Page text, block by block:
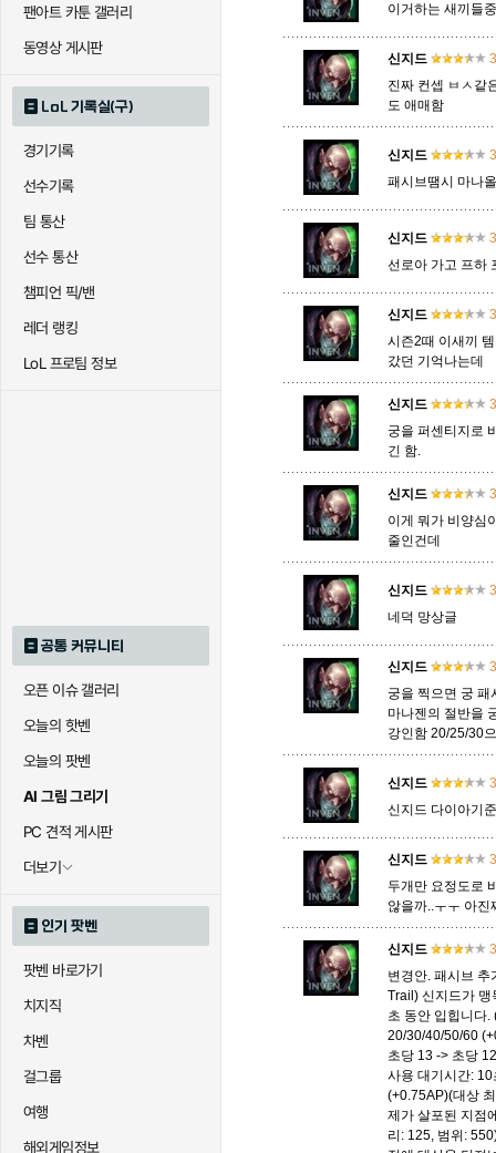
팬아트 카툰 갤러리
동영상 게시판
LoL 기록실(구)
경기기록
선수기록
팀 통산
선수 통산
챔피언 픽/밴
레더 랭킹
LoL 프로팀 정보
공통 커뮤니티
오픈 이슈 갤러리
오늘의 핫벤
오늘의 팟벤
AI 그림 그리기
PC 견적 게시판
더보기
인기 팟벤
팟벤 바로가기
치지직
차벤
걸그룹
여행
해외게임정보
카이사 카직스 카타리
퀸 크산테 클레
트리스타나 트린다미어 트위스
하이머딩거 헤카림 흐웨
이거하는 새끼들
신지드
진짜 컨셉 ㅂㅅ같
도 애매함
신지드
패시브땜시 마나
신지드
선로아 가고 프하
신지드
시즌2때 이새끼
갔던 기억나는데
신지드
궁을 퍼센티지로
긴 함.
신지드
이게 뭐가 비양심
줄인건데
신지드
네덕 망상글
신지드
궁을 찍으면 궁 패
마나젠의 절반을
강인함 20/25/30
신지드
신지드 다이아기
신지드
두개만 요정도로
않을까..ㅜㅜ 아진
신지드
변경안. 패시브
Trail) 신지드가
초 동안 입힙니다.
20/30/40/50/60
초당 13 -> 초당
사용 대기시간:
(+0.75AP)(대상
제가 살포된 지점
리: 125, 범위: